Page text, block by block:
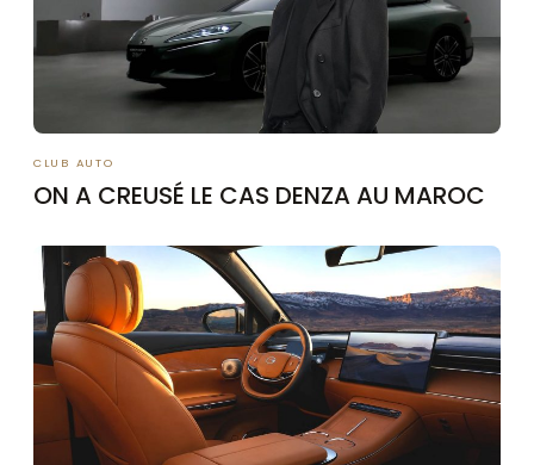
CLUB AUTO
ON A CREUSÉ LE CAS DENZA AU MAROC